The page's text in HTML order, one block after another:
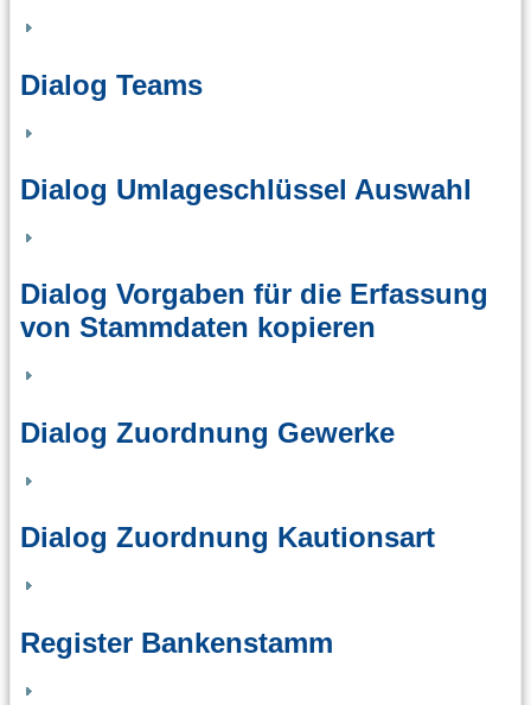
Dialog Teams
Dialog Umlageschlüssel Auswahl
Dialog Vorgaben für die Erfassung
von Stammdaten kopieren
Dialog Zuordnung Gewerke
Dialog Zuordnung Kautionsart
Register Bankenstamm